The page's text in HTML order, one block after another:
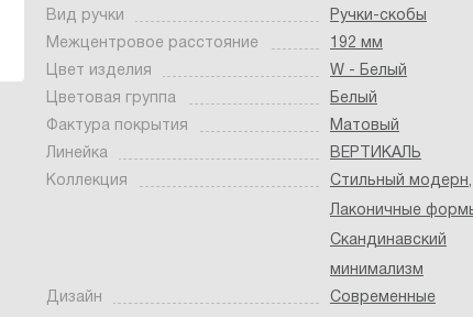
Вид ручки
Ручки-скобы
Межцентровое расстояние
192 мм
Цвет изделия
W - Белый
Цветовая группа
Белый
Фактура покрытия
Матовый
Линейка
ВЕРТИКАЛЬ
Коллекция
Стильный модерн,
Лаконичные
Скандинавский
минимализм
Дизайн
Современные